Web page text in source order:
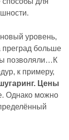
уровень,
преград больше
позволяли…К
к примеру,
Цены
Однако можно